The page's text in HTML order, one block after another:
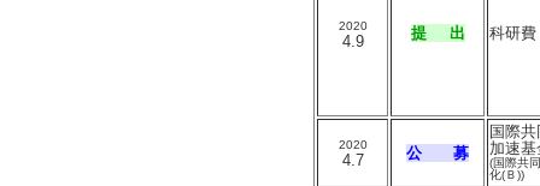
2020
4.9 提 出 科研費
2020
4.7 公 募
国際
加速基
(国際共
化(Ｂ))